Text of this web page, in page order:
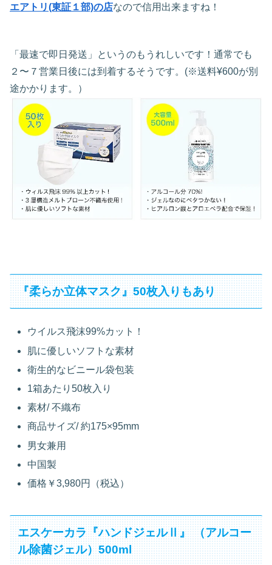
エアトリ(東証１部)の店なので信用出来ますね！
「最速で即日発送」というのもうれしいです！ 通常でも
２〜７営業日後には到着するそうです。(※送料¥600が別
途かかります。）
『柔らか立体マスク』50枚入りもあり
ウイルス飛沫99%カット！
肌に優しいソフトな素材
衛生的なビニール袋包装
1箱あたり50枚入り
素材/ 不織布
商品サイズ/ 約175×95mm
男女兼用
中国製
価格￥3,980円（税込）
エスケーカラ『ハンドジェルⅡ』 （アルコー
ル除菌ジェル）500ml